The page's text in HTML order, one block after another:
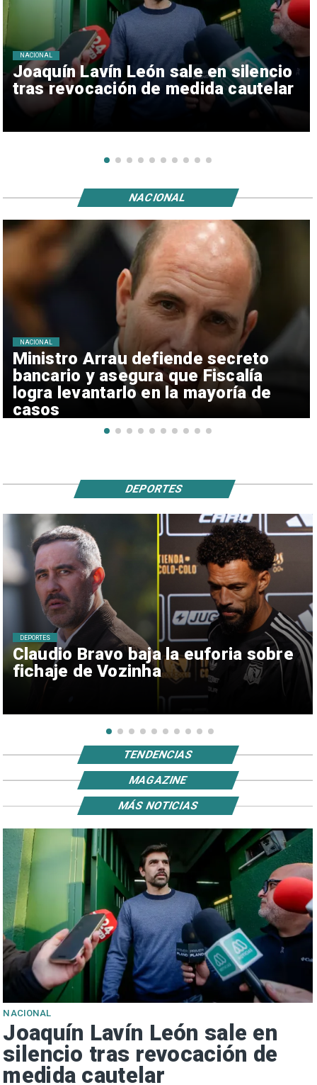
Joaquín Lavín León sale en silencio
tras revocación de medida cautelar
NACIONAL
Ministro Arrau defiende secreto
bancario y asegura que Fiscalía
logra levantarlo en la mayoría de
casos
NACIONAL
NACIONAL
Claudio Bravo baja la euforia sobre
fichaje de Vozinha
DEPORTES
DEPORTES
TENDENCIAS
MAGAZINE
NACIONAL
Joaquín Lavín León sale en
silencio tras revocación de
medida cautelar
MÁS NOTICIAS